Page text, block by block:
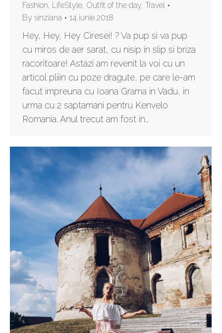
Fashion, LifeStyle, Outfit of the day, Travel
By sinziana 14 iunie 2018
Hey, Hey, Hey Ciresei! ? Va pup si va pup
cu miros de aer sarat, cu nisip in slip si briza
racoritoare! Astazi am revenit la voi cu un
articol pliiin cu poze dragute, pe care le-am
facut impreuna cu Ioana Grama in Vadu, in
urma cu 2 saptamani pentru Kenvelo
Romania. Anul trecut am fost in…